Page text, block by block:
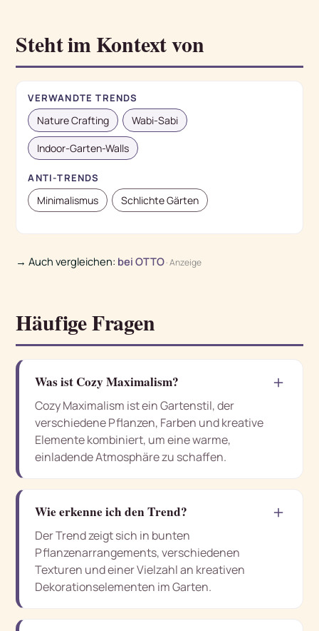
Steht im Kontext von
VERWANDTE TRENDS
Nature Crafting Wabi-Sabi
Indoor-Garten-Walls
ANTI-TRENDS
Minimalismus Schlichte Gärten
→ Auch vergleichen: bei OTTO· Anzeige
Häufige Fragen
Was ist Cozy Maximalism? ＋
Cozy Maximalism ist ein Gartenstil, der
verschiedene Pflanzen, Farben und kreative
Elemente kombiniert, um eine warme,
einladende Atmosphäre zu schaffen.
Wie erkenne ich den Trend? ＋
Der Trend zeigt sich in bunten
Pflanzenarrangements, verschiedenen
Texturen und einer Vielzahl an kreativen
Dekorationselementen im Garten.